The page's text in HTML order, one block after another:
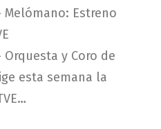
Melómano: Estreno
Orquesta y Coro de
esta semana la